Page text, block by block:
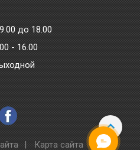
до 18.00
- 16.00
| Карта сайта